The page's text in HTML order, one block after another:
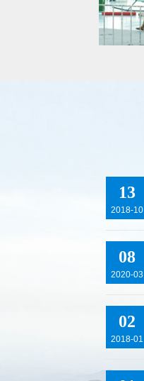
13
2018-10
08
2020-03
02
2018-01